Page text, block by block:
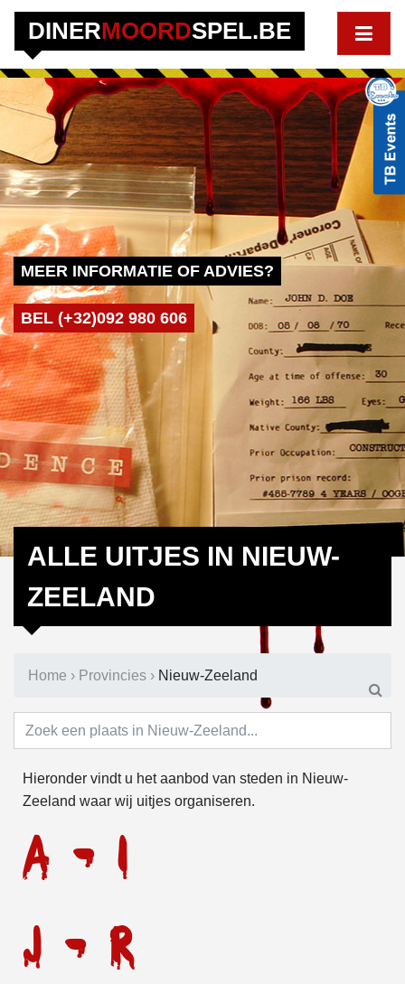
DINERMOORDSPEL.BE
MEER INFORMATIE OF ADVIES?
BEL (+32)092 980 606
ALLE UITJES IN NIEUW-
ZEELAND
Home › Provincies › Nieuw-Zeeland
Hieronder vindt u het aanbod van steden in Nieuw-
Zeeland waar wij uitjes organiseren.
A - I
J - R